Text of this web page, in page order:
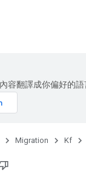
容翻譯成你偏好的語
Migration Kf